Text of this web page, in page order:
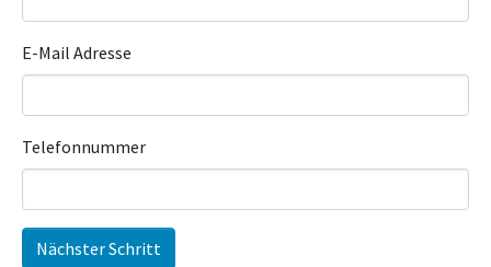
E-Mail Adresse
Telefonnummer
Nächster Schritt